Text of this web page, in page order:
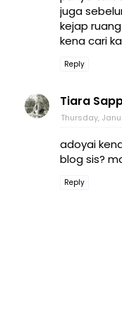
juga
kejap
kena cari
Reply
Tiara
Thursday,
adoyai
blog sis?
Reply